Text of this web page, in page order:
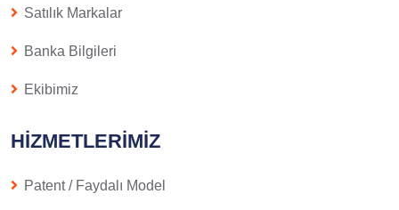
Satılık Markalar
Banka Bilgileri
Ekibimiz
HIZMETLERIMIZ
Patent / Faydalı Model